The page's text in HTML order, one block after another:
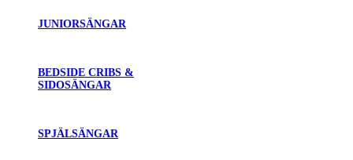
JUNIORSÄNGAR
BEDSIDE CRIBS &
SIDOSÄNGAR
SPJÄLSÄNGAR